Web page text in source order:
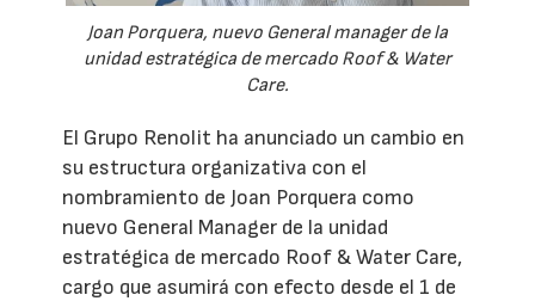
Joan Porquera, nuevo General manager de la
unidad estratégica de mercado Roof & Water
Care.
El Grupo Renolit ha anunciado un cambio en
su estructura organizativa con el
nombramiento de Joan Porquera como
nuevo General Manager de la unidad
estratégica de mercado Roof & Water Care,
cargo que asumirá con efecto desde el 1 de